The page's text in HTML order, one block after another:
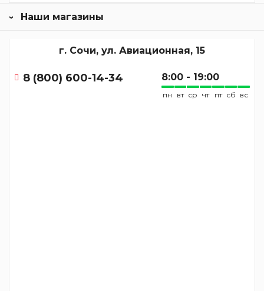
Наши магазины
г. Сочи, ул. Авиационная, 15
8 (800) 600-14-34 8:00 - 19:00
пн вт ср чт пт сб вс